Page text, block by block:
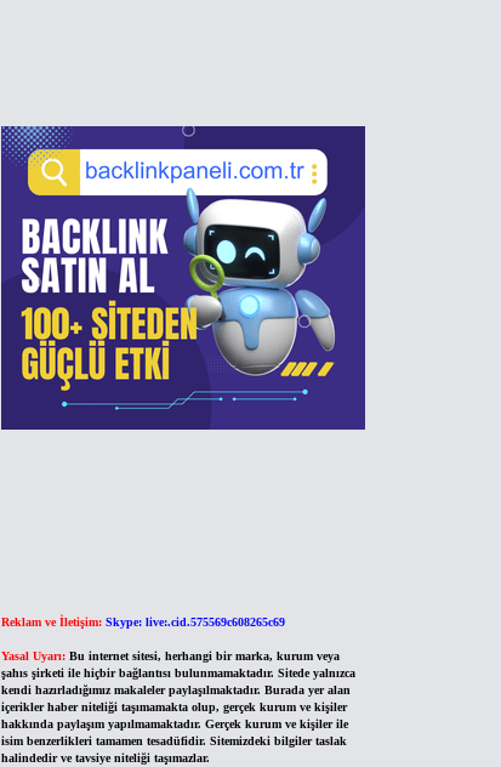
Reklam ve İletişim: Skype: live:.cid.575569c608265c69
Yasal Uyarı: Bu internet sitesi, herhangi bir marka, kurum veya
şahıs şirketi ile hiçbir bağlantısı bulunmamaktadır. Sitede yalnızca
kendi hazırladığımız makaleler paylaşılmaktadır. Burada yer alan
içerikler haber niteliği taşımamakta olup, gerçek kurum ve kişiler
hakkında paylaşım yapılmamaktadır. Gerçek kurum ve kişiler ile
isim benzerlikleri tamamen tesadüfidir. Sitemizdeki bilgiler taslak
halindedir ve tavsiye niteliği taşımazlar.